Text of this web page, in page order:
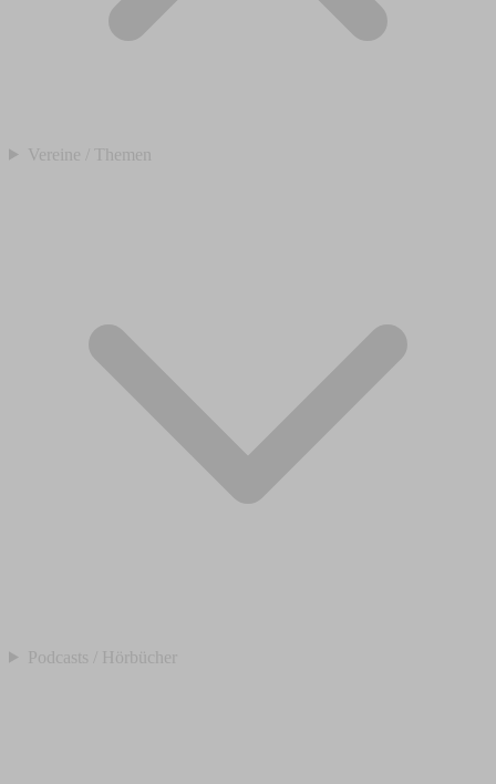
Vereine / Themen
Podcasts / Hörbücher